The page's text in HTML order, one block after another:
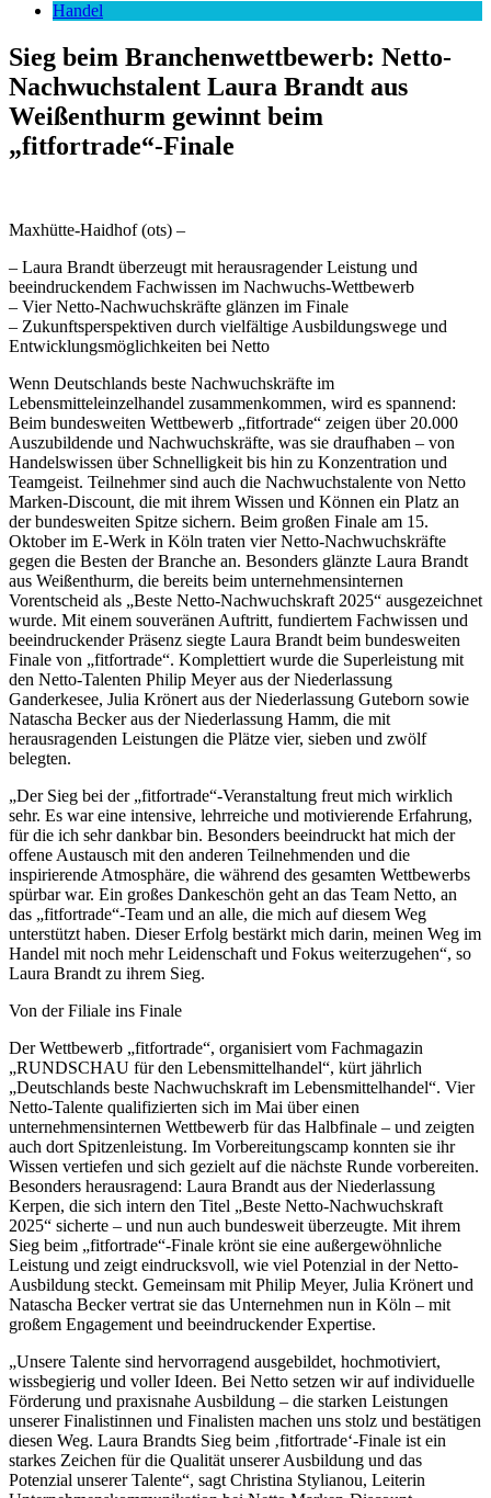
Handel
Sieg beim Branchenwettbewerb: Netto-
Nachwuchstalent Laura Brandt aus
Weißenthurm gewinnt beim
„fitfortrade“-Finale
Maxhütte-Haidhof (ots) –
– Laura Brandt überzeugt mit herausragender Leistung und
beeindruckendem Fachwissen im Nachwuchs-Wettbewerb
– Vier Netto-Nachwuchskräfte glänzen im Finale
– Zukunftsperspektiven durch vielfältige Ausbildungswege und
Entwicklungsmöglichkeiten bei Netto
Wenn Deutschlands beste Nachwuchskräfte im
Lebensmitteleinzelhandel zusammenkommen, wird es spannend:
Beim bundesweiten Wettbewerb „fitfortrade“ zeigen über 20.000
Auszubildende und Nachwuchskräfte, was sie draufhaben – von
Handelswissen über Schnelligkeit bis hin zu Konzentration und
Teamgeist. Teilnehmer sind auch die Nachwuchstalente von Netto
Marken-Discount, die mit ihrem Wissen und Können ein Platz an
der bundesweiten Spitze sichern. Beim großen Finale am 15.
Oktober im E-Werk in Köln traten vier Netto-Nachwuchskräfte
gegen die Besten der Branche an. Besonders glänzte Laura Brandt
aus Weißenthurm, die bereits beim unternehmensinternen
Vorentscheid als „Beste Netto-Nachwuchskraft 2025“ ausgezeichnet
wurde. Mit einem souveränen Auftritt, fundiertem Fachwissen und
beeindruckender Präsenz siegte Laura Brandt beim bundesweiten
Finale von „fitfortrade“. Komplettiert wurde die Superleistung mit
den Netto-Talenten Philip Meyer aus der Niederlassung
Ganderkesee, Julia Krönert aus der Niederlassung Guteborn sowie
Natascha Becker aus der Niederlassung Hamm, die mit
herausragenden Leistungen die Plätze vier, sieben und zwölf
belegten.
„Der Sieg bei der „fitfortrade“-Veranstaltung freut mich wirklich
sehr. Es war eine intensive, lehrreiche und motivierende Erfahrung,
für die ich sehr dankbar bin. Besonders beeindruckt hat mich der
offene Austausch mit den anderen Teilnehmenden und die
inspirierende Atmosphäre, die während des gesamten Wettbewerbs
spürbar war. Ein großes Dankeschön geht an das Team Netto, an
das „fitfortrade“-Team und an alle, die mich auf diesem Weg
unterstützt haben. Dieser Erfolg bestärkt mich darin, meinen Weg im
Handel mit noch mehr Leidenschaft und Fokus weiterzugehen“, so
Laura Brandt zu ihrem Sieg.
Von der Filiale ins Finale
Der Wettbewerb „fitfortrade“, organisiert vom Fachmagazin
„RUNDSCHAU für den Lebensmittelhandel“, kürt jährlich
„Deutschlands beste Nachwuchskraft im Lebensmittelhandel“. Vier
Netto-Talente qualifizierten sich im Mai über einen
unternehmensinternen Wettbewerb für das Halbfinale – und zeigten
auch dort Spitzenleistung. Im Vorbereitungscamp konnten sie ihr
Wissen vertiefen und sich gezielt auf die nächste Runde vorbereiten.
Besonders herausragend: Laura Brandt aus der Niederlassung
Kerpen, die sich intern den Titel „Beste Netto-Nachwuchskraft
2025“ sicherte – und nun auch bundesweit überzeugte. Mit ihrem
Sieg beim „fitfortrade“-Finale krönt sie eine außergewöhnliche
Leistung und zeigt eindrucksvoll, wie viel Potenzial in der Netto-
Ausbildung steckt. Gemeinsam mit Philip Meyer, Julia Krönert und
Natascha Becker vertrat sie das Unternehmen nun in Köln – mit
großem Engagement und beeindruckender Expertise.
„Unsere Talente sind hervorragend ausgebildet, hochmotiviert,
wissbegierig und voller Ideen. Bei Netto setzen wir auf individuelle
Förderung und praxisnahe Ausbildung – die starken Leistungen
unserer Finalistinnen und Finalisten machen uns stolz und bestätigen
diesen Weg. Laura Brandts Sieg beim ‚fitfortrade‘-Finale ist ein
starkes Zeichen für die Qualität unserer Ausbildung und das
Potenzial unserer Talente“, sagt Christina Stylianou, Leiterin